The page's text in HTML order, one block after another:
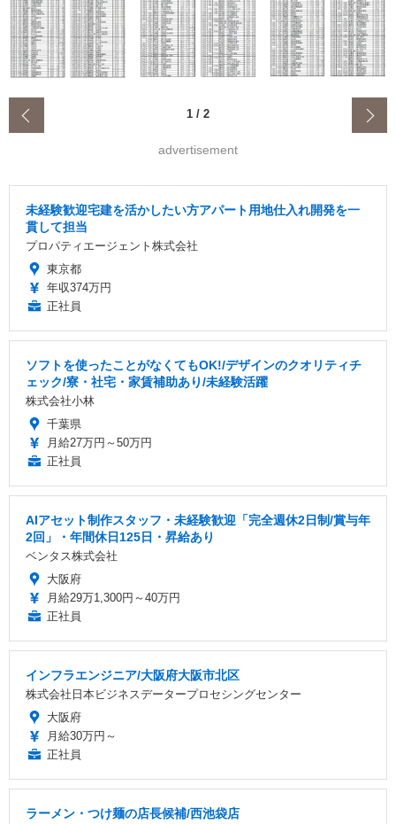
1 / 2
advertisement
未経験歓迎宅建を活かしたい方アパート用地仕入れ開発を一
貫して担当
プロパティエージェント株式会社
東京都
年収374万円
正社員
ソフトを使ったことがなくてもOK!/デザインのクオリティチ
ェック/寮・社宅・家賃補助あり/未経験活躍
株式会社小林
千葉県
月給27万円～50万円
正社員
AIアセット制作スタッフ・未経験歓迎「完全週休2日制/賞与年
2回」・年間休日125日・昇給あり
ベンタス株式会社
大阪府
月給29万1,300円～40万円
正社員
インフラエンジニア/大阪府大阪市北区
株式会社日本ビジネスデータープロセシングセンター
大阪府
月給30万円～
正社員
ラーメン・つけ麺の店長候補/西池袋店